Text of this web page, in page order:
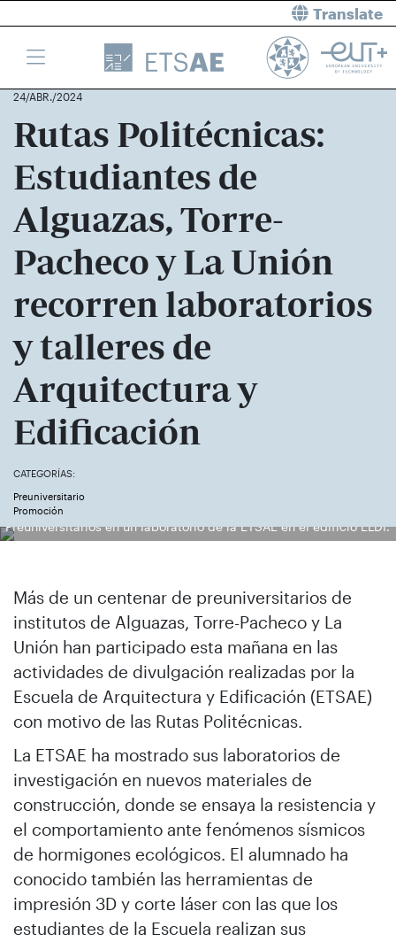
Translate
24/ABR./2024
Rutas Politécnicas:
Estudiantes de
Alguazas, Torre-
Pacheco y La Unión
recorren laboratorios
y talleres de
Arquitectura y
Edificación
CATEGORÍAS:
Preuniversitario
Promoción
Preuniversitarios en un laboratorio de la ETSAE en el edificio ELDI.
Más de un centenar de preuniversitarios de
institutos de Alguazas, Torre-Pacheco y La
Unión han participado esta mañana en las
actividades de divulgación realizadas por la
Escuela de Arquitectura y Edificación (ETSAE)
con motivo de las Rutas Politécnicas.
La ETSAE ha mostrado sus laboratorios de
investigación en nuevos materiales de
construcción, donde se ensaya la resistencia y
el comportamiento ante fenómenos sísmicos
de hormigones ecológicos. El alumnado ha
conocido también las herramientas de
impresión 3D y corte láser con las que los
estudiantes de la Escuela realizan sus